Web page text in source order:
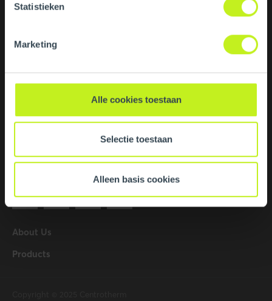
Statistieken
Marketing
Alle cookies toestaan
Selectie toestaan
Alleen basis cookies
Contact
428 Hudson River Rd.
Waterford NY 12188
info@centrotherm.us.com
About Us
Products